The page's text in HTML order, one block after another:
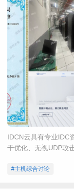
IDCN云具有专业IDC
干优化、无视UDP攻
#主机综合讨论